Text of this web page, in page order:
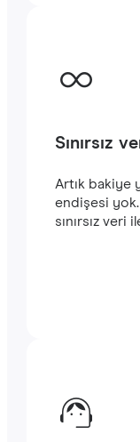
Sınırsız
Artık bakiye
endişesi
sınırsız veri